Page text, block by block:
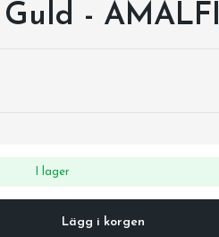
- AMALFI
I lager
Lägg i korgen